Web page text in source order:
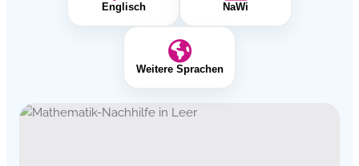
Englisch NaWi
Weitere Sprachen